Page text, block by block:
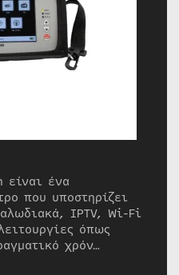
είναι ένα
που υποστηρίζει
IPTV, Wi-Fi
όπως
χρόν…